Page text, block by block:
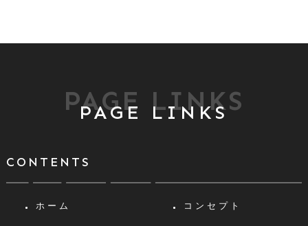
PAGE LINKS
PAGE LINKS
CONTENTS
ホーム コンセプト